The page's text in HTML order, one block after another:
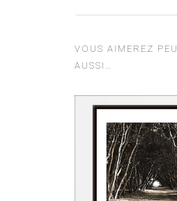
VOUS AIMEREZ
AUSSI…